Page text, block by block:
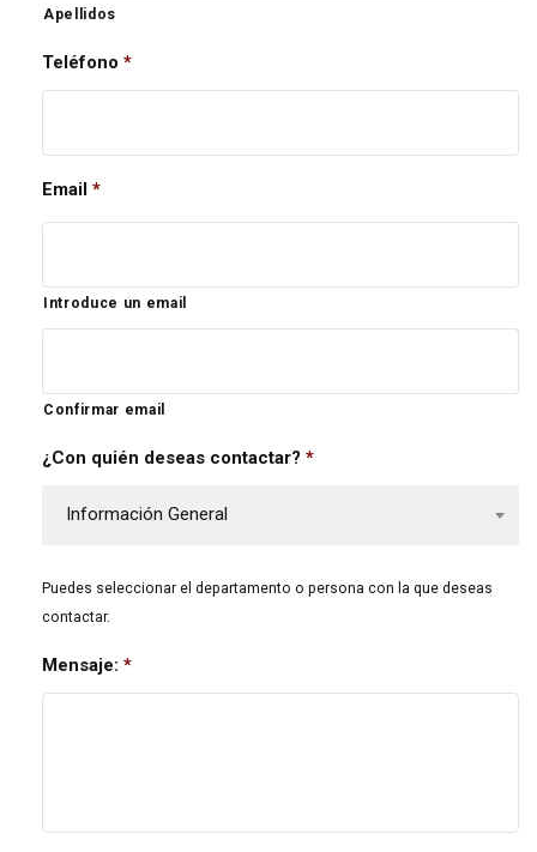
Apellidos
Teléfono *
Email *
Introduce un email
Confirmar email
¿Con quién deseas contactar? *
Información General
Puedes seleccionar el departamento o persona con la que deseas
contactar.
Mensaje: *